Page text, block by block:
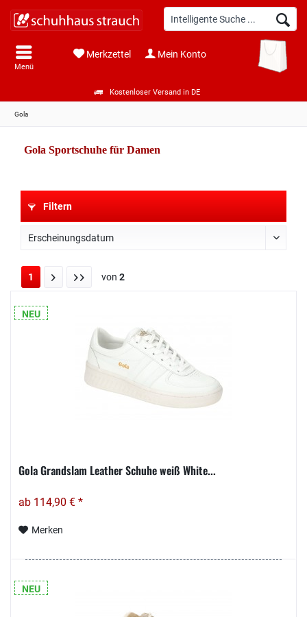
Kostenloser Versand in DE
Menü
Merkzettel Mein Konto
Gola
Gola Sportschuhe für Damen
Filtern
1 von 2
NEU
Gola Grandslam Leather Schuhe weiß White...
ab 114,90 € *
Merken
NEU